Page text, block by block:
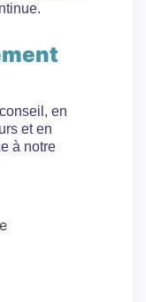
en
et en
à notre